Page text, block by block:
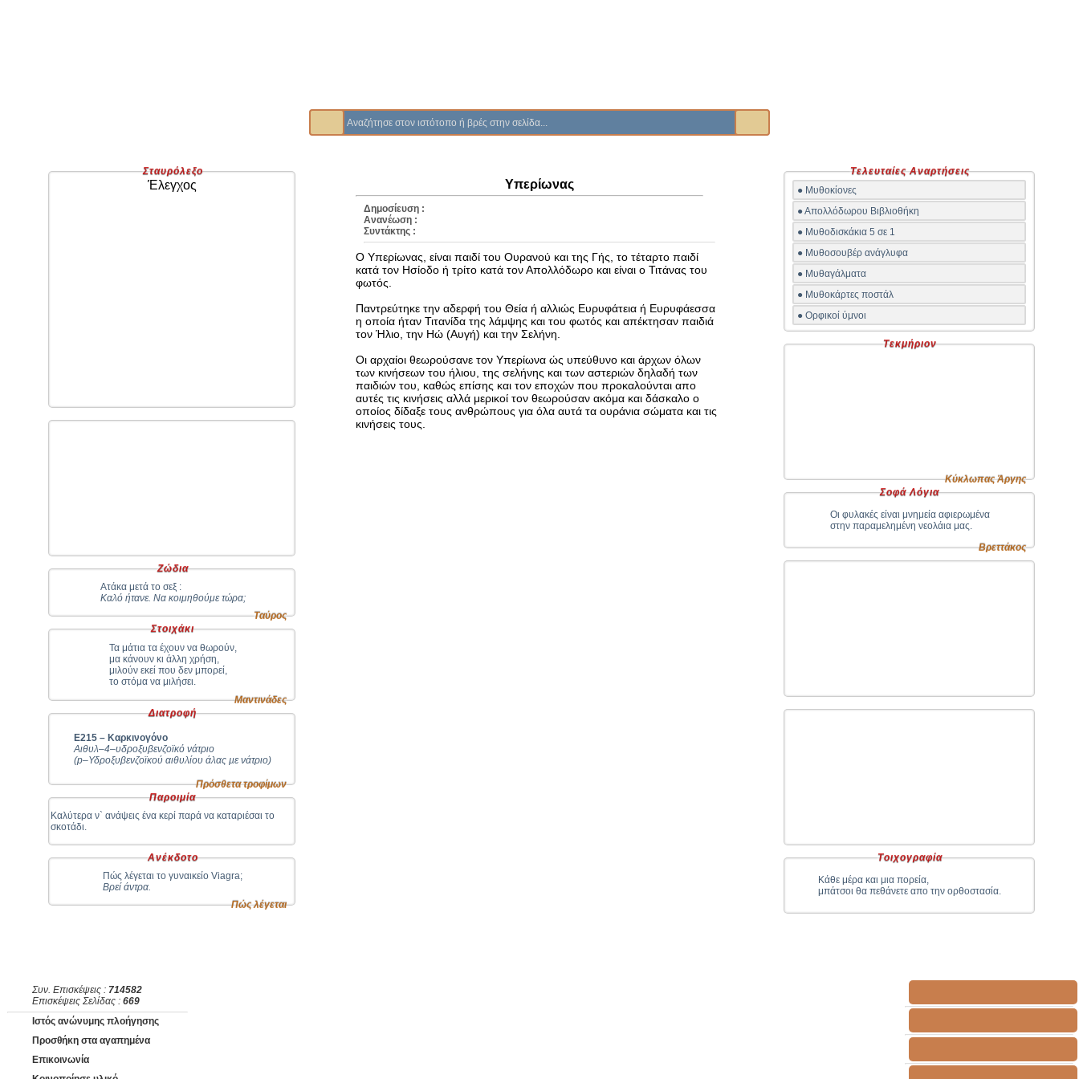
Σταυρόλεξο
Έλεγχος
Ζώδια
Ταύρος
Ατάκα μετά το σεξ :
Καλό ήτανε. Να κοιμηθούμε τώρα;
Στοιχάκι
Μαντινάδες
Τα μάτια τα έχουν να θωρούν,
μα κάνουν κι άλλη χρήση,
μιλούν εκεί που δεν μπορεί,
το στόμα να μιλήσει.
Διατροφή
Πρόσθετα τροφίμων
Ε215 – Καρκινογόνο
Αιθυλ–4–υδροξυβενζοϊκό νάτριο
(p–Υδροξυβενζοϊκού αιθυλίου άλας µε νάτριο)
Παροιμία
Καλύτερα ν` ανάψεις ένα κερί παρά να καταριέσαι το
σκοτάδι.
Ανέκδοτο
Πώς λέγεται
Πώς λέγεται το γυναικείο Viagra;
Βρεί άντρα.
Υπερίωνας
Δημοσίευση :
Ανανέωση :
Συντάκτης :
Ο Υπερίωνας, είναι παιδί του Ουρανού και της Γής, το τέταρτο παιδί
κατά τον Ησίοδο ή τρίτο κατά τον Απολλόδωρο και είναι ο Τιτάνας του
φωτός.
Παντρεύτηκε την αδερφή του Θεία ή αλλιώς Ευρυφάτεια ή Ευρυφάεσσα
η οποία ήταν Τιτανίδα της λάμψης και του φωτός και απέκτησαν παιδιά
τον Ήλιο, την Ηώ (Αυγή) και την Σελήνη.
Οι αρχαίοι θεωρούσανε τον Υπερίωνα ώς υπεύθυνο και άρχων όλων
των κινήσεων του ήλιου, της σελήνης και των αστεριών δηλαδή των
παιδιών του, καθώς επίσης και τον εποχών που προκαλούνται απο
αυτές τις κινήσεις αλλά μερικοί τον θεωρούσαν ακόμα και δάσκαλο ο
οποίος δίδαξε τους ανθρώπους για όλα αυτά τα ουράνια σώματα και τις
κινήσεις τους.
Τελευταίες Αναρτήσεις
● Μυθοκίονες
● Απολλόδωρου Βιβλιοθήκη
● Μυθοδισκάκια 5 σε 1
● Μυθοσουβέρ ανάγλυφα
● Μυθαγάλματα
● Μυθοκάρτες ποστάλ
● Ορφικοί ύμνοι
Τεκμήριον
Kύκλωπας Άργης
Σοφά Λόγια
Βρεττάκος
Οι φυλακές είναι μνημεία αφιερωμένα
στην παραμελημένη νεολάια μας.
Τοιχογραφία
Κάθε μέρα και μια πορεία,
μπάτσοι θα πεθάνετε απο την ορθοστασία.
Συν. Επισκέψεις : 714582
Επισκέψεις Σελίδας : 669
Ιστός ανώνυμης πλοήγησης
Προσθήκη στα αγαπημένα
Επικοινωνία